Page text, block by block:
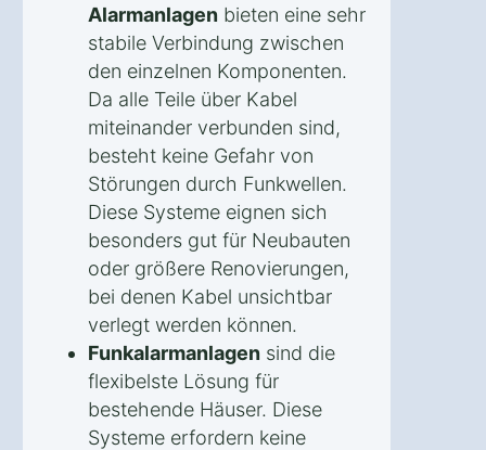
Alarmanlagen bieten eine sehr
stabile Verbindung zwischen
den einzelnen Komponenten.
Da alle Teile über Kabel
miteinander verbunden sind,
besteht keine Gefahr von
Störungen durch Funkwellen.
Diese Systeme eignen sich
besonders gut für Neubauten
oder größere Renovierungen,
bei denen Kabel unsichtbar
verlegt werden können.
Funkalarmanlagen sind die
flexibelste Lösung für
bestehende Häuser. Diese
Systeme erfordern keine